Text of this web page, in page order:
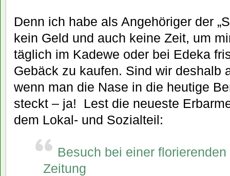
Denn ich habe als Angehöriger der
kein Geld und auch keine Zeit, um
täglich im Kadewe oder bei Edeka
Gebäck zu kaufen. Sind wir deshalb
wenn man die Nase in die heutige
steckt – ja! Lest die neueste
dem Lokal- und Sozialteil:
Besuch bei einer
Zeitung